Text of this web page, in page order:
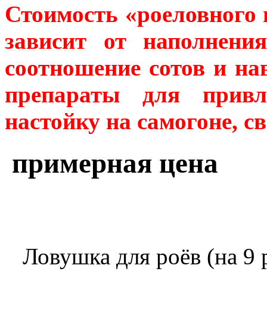
Стоимость
зависит от
соотношение сотов и
препараты для
настойку на самогоне,
примерная цена
Ловушка для роёв